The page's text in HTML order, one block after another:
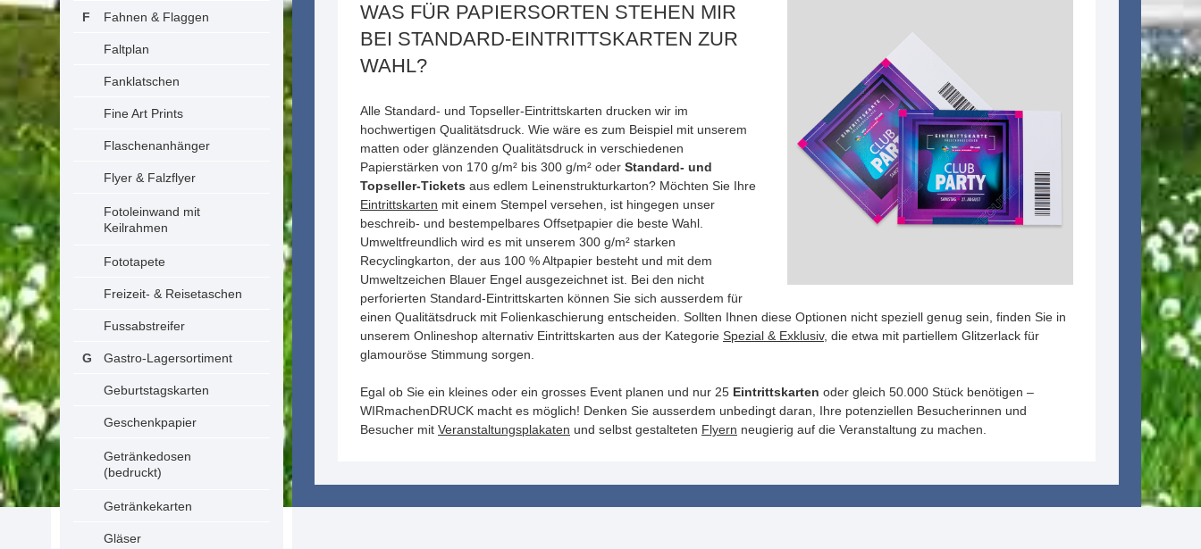
Fahnen & Flaggen
Faltplan
Fanklatschen
Fine Art Prints
Flaschenanhänger
Flyer & Falzflyer
Fotoleinwand mit
Keilrahmen
Fototapete
Freizeit- & Reisetaschen
Fussabstreifer
Gastro-Lagersortiment
Geburtstagskarten
Geschenkpapier
Getränkedosen
(bedruckt)
Getränkekarten
Gläser
WAS FÜR PAPIERSORTEN STEHEN MIR
BEI STANDARD-EINTRITTSKARTEN ZUR
WAHL?
Alle Standard- und Topseller-Eintrittskarten drucken wir im
hochwertigen Qualitätsdruck. Wie wäre es zum Beispiel mit unserem
matten oder glänzenden Qualitätsdruck in verschiedenen
Papierstärken von 170 g/m² bis 300 g/m² oder Standard- und
Topseller-Tickets aus edlem Leinenstrukturkarton? Möchten Sie Ihre
Eintrittskarten mit einem Stempel versehen, ist hingegen unser
beschreib- und bestempelbares Offsetpapier die beste Wahl.
Umweltfreundlich wird es mit unserem 300 g/m² starken
Recyclingkarton, der aus 100 % Altpapier besteht und mit dem
Umweltzeichen Blauer Engel ausgezeichnet ist. Bei den nicht
perforierten Standard-Eintrittskarten können Sie sich ausserdem für
einen Qualitätsdruck mit Folienkaschierung entscheiden. Sollten Ihnen diese Optionen nicht speziell genug sein, finden Sie in
unserem Onlineshop alternativ Eintrittskarten aus der Kategorie Spezial & Exklusiv, die etwa mit partiellem Glitzerlack für
glamouröse Stimmung sorgen.
Egal ob Sie ein kleines oder ein grosses Event planen und nur 25 Eintrittskarten oder gleich 50.000 Stück benötigen –
WIRmachenDRUCK macht es möglich! Denken Sie ausserdem unbedingt daran, Ihre potenziellen Besucherinnen und
Besucher mit Veranstaltungsplakaten und selbst gestalteten Flyern neugierig auf die Veranstaltung zu machen.